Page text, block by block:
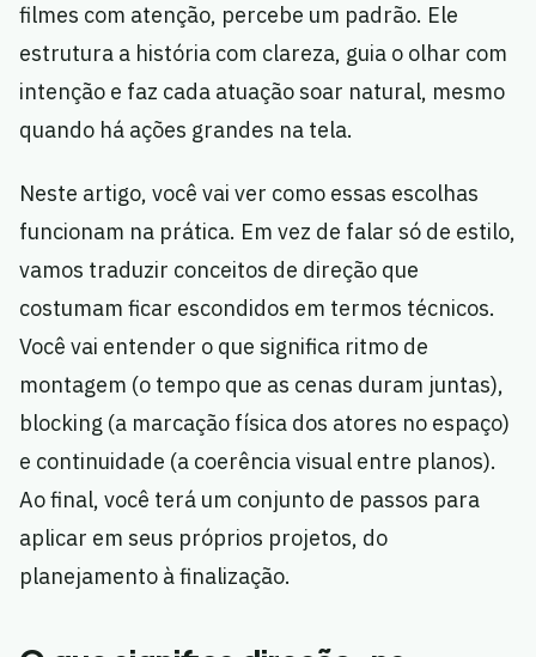
filmes com atenção, percebe um padrão. Ele
estrutura a história com clareza, guia o olhar com
intenção e faz cada atuação soar natural, mesmo
quando há ações grandes na tela.
Neste artigo, você vai ver como essas escolhas
funcionam na prática. Em vez de falar só de estilo,
vamos traduzir conceitos de direção que
costumam ficar escondidos em termos técnicos.
Você vai entender o que significa ritmo de
montagem (o tempo que as cenas duram juntas),
blocking (a marcação física dos atores no espaço)
e continuidade (a coerência visual entre planos).
Ao final, você terá um conjunto de passos para
aplicar em seus próprios projetos, do
planejamento à finalização.